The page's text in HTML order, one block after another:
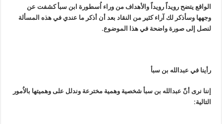
الواقع يتضح رويداً رويداً والأهداف من وراء اُسطورة ابن سبأ كشفت عن
وجهها وسأذكر لك آراء كثير من النقاد بعد أن أذكر ما عندي في هذه المسألة
لنصل إلى صورة واضحة في هذا الموضوع.
رأينا في عبدالله بن سبأ
إننا نرى أنّ عبدالله بن سبأ شخصية وهمية مخترعة وندلل على وهميتها بالاُمور
التالية: